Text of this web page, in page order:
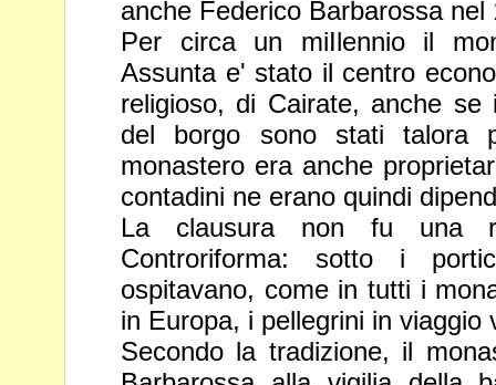
anche Federico Barbarossa nel
Per circa un miIlennio il
Assunta e' stato il centro
religioso, di Cairate, anche se
del borgo sono stati talora
monastero era anche
contadini ne erano quindi
La clausura non fu una
Controriforma: sotto i
ospitavano, come in tutti i
in Europa, i pellegrini in viaggio
Secondo la tradizione, il